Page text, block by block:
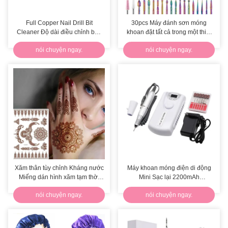
Full Copper Nail Drill Bit
Cleaner Độ dài điều chỉnh bàn
chải làm sạch phẳng
nói chuyện ngay.
30pcs Máy đánh sơn móng
khoan đặt tất cả trong một thiết
kế công cụ làm móng tay
nói chuyện ngay.
Xăm thân tùy chỉnh Kháng nước
Miếng dán hình xăm tạm thời
Đơn giản áp dụng
nói chuyện ngay.
Máy khoan móng điện di động
Mini Sạc lại 2200mAh
30000RPM Tiếng ồn thấp
nói chuyện ngay.